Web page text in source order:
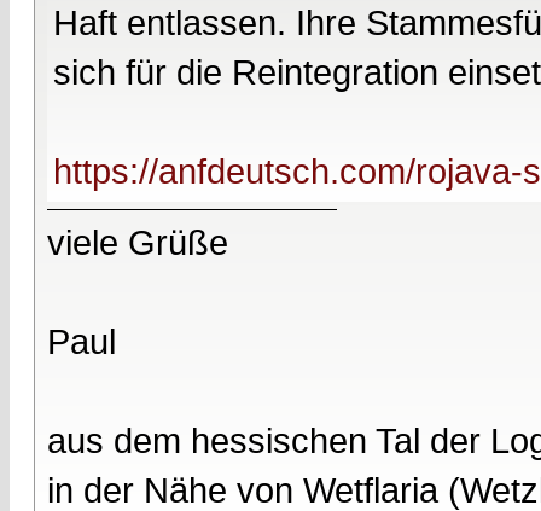
Haft entlassen. Ihre
sich für die Reintegration
https://anfdeutsch.com/rojava-
viele Grüße
Paul
aus dem hessischen Tal der
in der Nähe von Wetflaria